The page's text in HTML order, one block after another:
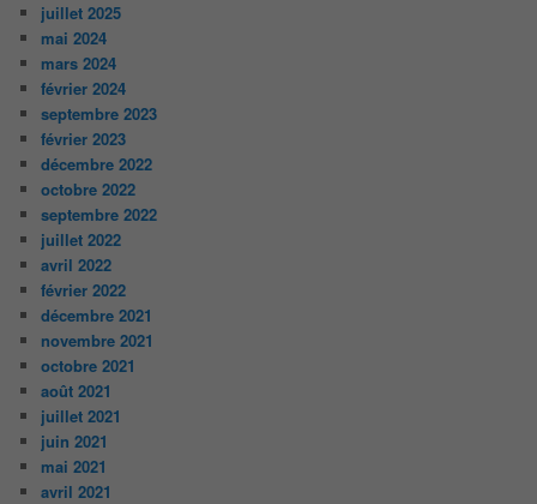
juillet 2025
mai 2024
mars 2024
février 2024
septembre 2023
février 2023
décembre 2022
octobre 2022
septembre 2022
juillet 2022
avril 2022
février 2022
décembre 2021
novembre 2021
octobre 2021
août 2021
juillet 2021
juin 2021
mai 2021
avril 2021